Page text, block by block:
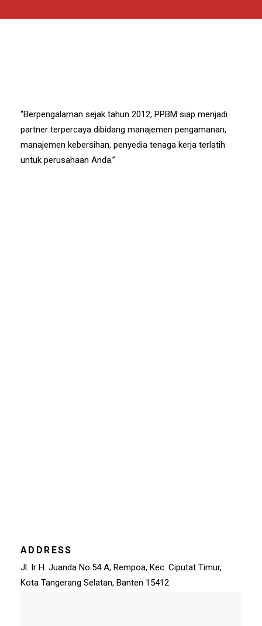
“Berpengalaman sejak tahun 2012, PPBM siap menjadi
partner terpercaya dibidang manajemen pengamanan,
manajemen kebersihan, penyedia tenaga kerja terlatih
untuk perusahaan Anda.”
ADDRESS
Jl. Ir H. Juanda No.54 A, Rempoa, Kec. Ciputat Timur,
Kota Tangerang Selatan, Banten 15412